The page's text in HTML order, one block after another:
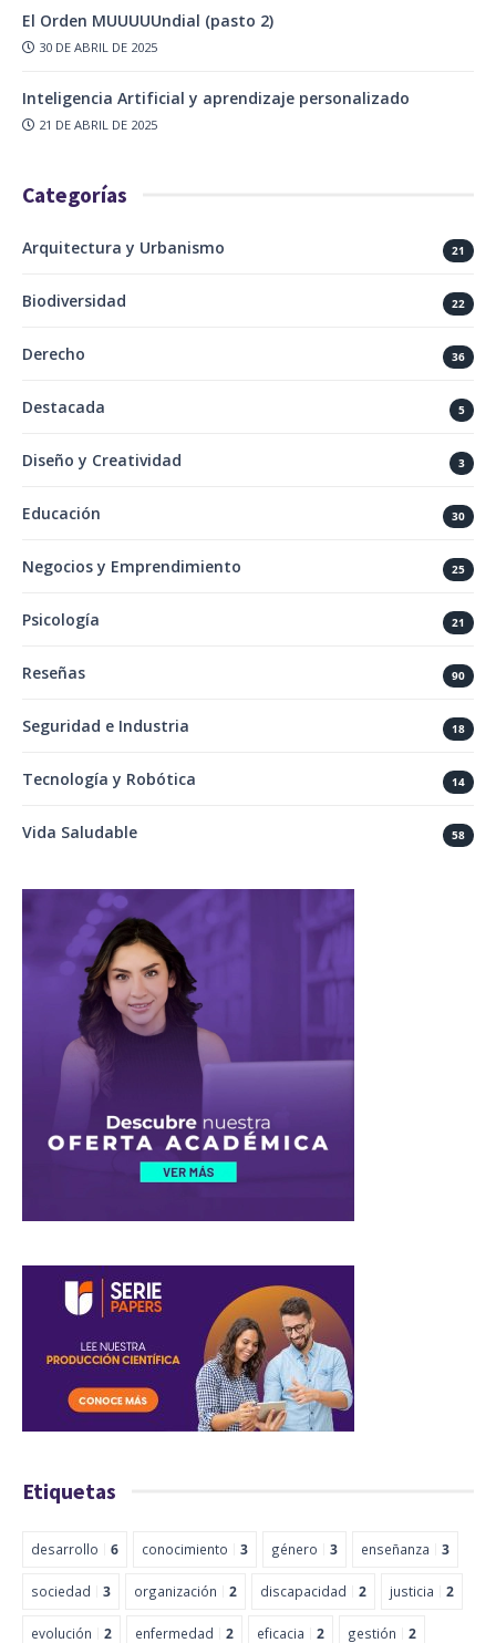
El Orden MUUUUUndial (pasto 2)
30 DE ABRIL DE 2025
Inteligencia Artificial y aprendizaje personalizado
21 DE ABRIL DE 2025
Categorías
Arquitectura y Urbanismo 21
Biodiversidad 22
Derecho 36
Destacada 5
Diseño y Creatividad 3
Educación 30
Negocios y Emprendimiento 25
Psicología 21
Reseñas 90
Seguridad e Industria 18
Tecnología y Robótica 14
Vida Saludable 58
Etiquetas
desarrollo 6 conocimiento 3 género 3 enseñanza 3
sociedad 3 organización 2 discapacidad 2 justicia 2
evolución 2 enfermedad 2 eficacia 2 gestión 2